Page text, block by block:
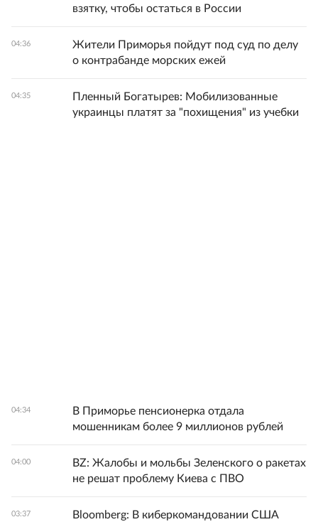
взятку, чтобы остаться в России
04:36
Жители Приморья пойдут под суд по делу
о контрабанде морских ежей
04:35
Пленный Богатырев: Мобилизованные
украинцы платят за "похищения" из учебки
04:34
В Приморье пенсионерка отдала
мошенникам более 9 миллионов рублей
04:00
BZ: Жалобы и мольбы Зеленского о ракетах
не решат проблему Киева с ПВО
03:37
Bloomberg: В киберкомандовании США